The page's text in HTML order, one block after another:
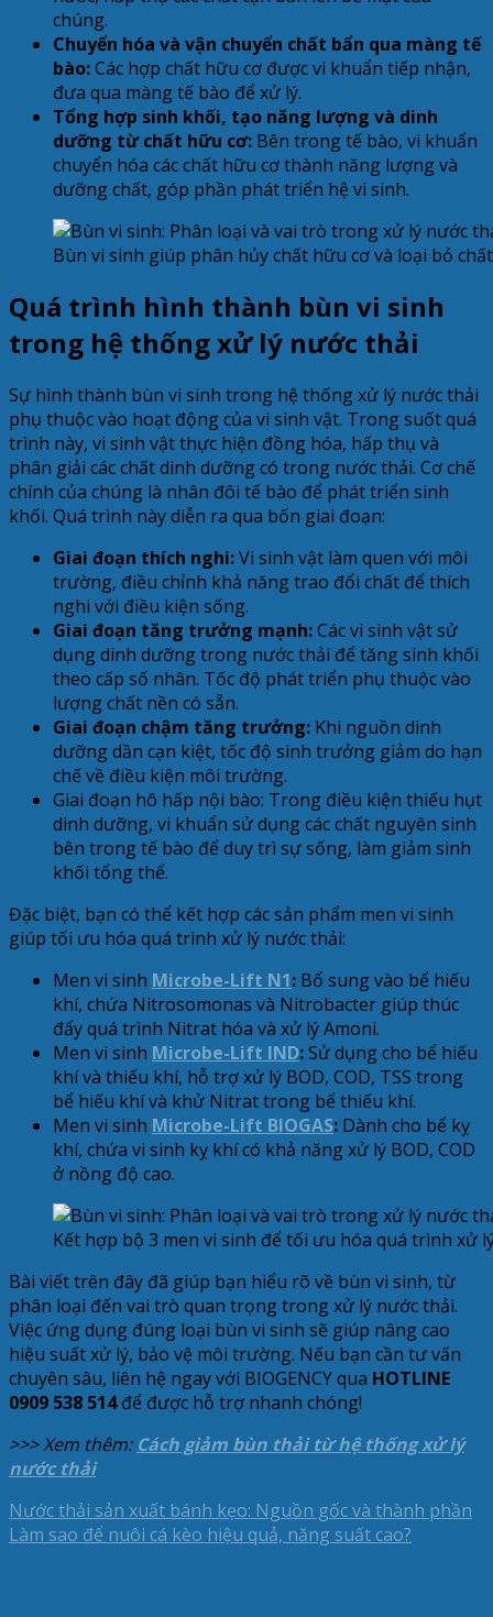
chúng.
Chuyển hóa và vận chuyển chất bẩn qua màng tế
bào:Các hợp chất hữu cơ được vi khuẩn tiếp nhận,
đưa qua màng tế bào để xử lý.
Tổng hợp sinh khối, tạo năng lượng và dinh
dưỡng từ chất hữu cơ: Bên trong tế bào, vi khuẩn
chuyển hóa các chất hữu cơ thành năng lượng và
dưỡng chất, góp phần phát triển hệ vi sinh.
Bùn vi sinh giúp phân hủy chất hữu cơ và loại bỏ
Quá trình hình thành bùn vi sinh
trong hệ thống xử lý nước thải
Sự hình thành bùn vi sinh trong hệ thống xử lý nước thải
phụ thuộc vào hoạt động của vi sinh vật. Trong suốt quá
trình này, vi sinh vật thực hiện đồng hóa, hấp thụ và
phân giải các chất dinh dưỡng có trong nước thải. Cơ chế
chính của chúng là nhân đôi tế bào để phát triển sinh
khối. Quá trình này diễn ra qua bốn giai đoạn:
Giai đoạn thích nghi:Vi sinh vật làm quen với môi
trường, điều chỉnh khả năng trao đổi chất để thích
nghi với điều kiện sống.
Giai đoạn tăng trưởng mạnh:Các vi sinh vật sử
dụng dinh dưỡng trong nước thải để tăng sinh khối
theo cấp số nhân. Tốc độ phát triển phụ thuộc vào
lượng chất nền có sẵn.
Giai đoạn chậm tăng trưởng: Khi nguồn dinh
dưỡng dần cạn kiệt, tốc độ sinh trưởng giảm do hạn
chế về điều kiện môi trường.
Giai đoạn hô hấp nội bào: Trong điều kiện thiếu hụt
dinh dưỡng, vi khuẩn sử dụng các chất nguyên sinh
bên trong tế bào để duy trì sự sống, làm giảm sinh
khối tổng thể.
Đặc biệt, bạn có thể kết hợp các sản phẩm men vi sinh
giúp tối ưu hóa quá trình xử lý nước thải:
Men vi sinh Microbe-Lift N1: Bổ sung vào bể hiếu
khí, chứa Nitrosomonas và Nitrobacter giúp thúc
đẩy quá trình Nitrat hóa và xử lý Amoni.
Men vi sinh Microbe-Lift IND:Sử dụng cho bể hiếu
khí và thiếu khí, hỗ trợ xử lý BOD, COD, TSS trong
bể hiếu khí và khử Nitrat trong bể thiếu khí.
Men vi sinh Microbe-Lift BIOGAS: Dành cho bể kỵ
khí, chứa vi sinh kỵ khí có khả năng xử lý BOD, COD
ở nồng độ cao.
Kết hợp bộ 3 men vi sinh để tối ưu hóa quá trình xử
Bài viết trên đây đã giúp bạn hiểu rõ về bùn vi sinh, từ
phân loại đến vai trò quan trọng trong xử lý nước thải.
Việc ứng dụng đúng loại bùn vi sinh sẽ giúp nâng cao
hiệu suất xử lý, bảo vệ môi trường. Nếu bạn cần tư vấn
chuyên sâu, liên hệ ngay với BIOGENCY qua HOTLINE
0909 538 514để được hỗ trợ nhanh chóng!
>>> Xem thêm: Cách giảm bùn thải từ hệ thống xử lý
nước thải
Nước thải sản xuất bánh kẹo: Nguồn gốc và thành phần
Làm sao để nuôi cá kèo hiệu quả, năng suất cao?